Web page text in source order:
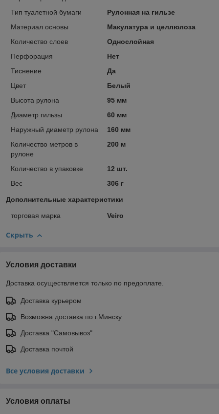
Тип туалетной бумаги
Рулонная на гильзе
Материал основы
Макулатура и целлюлоза
Количество слоев
Однослойная
Перфорация
Нет
Тиснение
Да
Цвет
Белый
Высота рулона
95 мм
Диаметр гильзы
60 мм
Наружный диаметр рулона
160 мм
Количество метров в
рулоне
200 м
Количество в упаковке
12 шт.
Вес
306 г
Дополнительные характеристики
торговая марка Veiro
Скрыть
Условия доставки
Доставка осуществляется только по предоплате.
Доставка курьером
Возможна доставка по г.Минску
Доставка "Самовывоз"
Доставка почтой
Все условия доставки
Условия оплаты